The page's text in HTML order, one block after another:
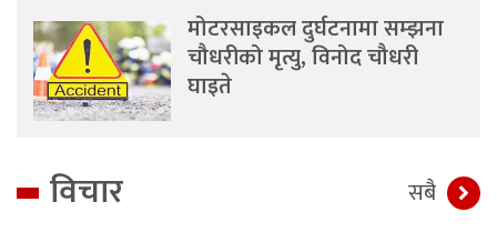
मोटरसाइकल दुर्घटनामा सम्झना
चौधरीको मृत्यु, विनोद चौधरी
घाइते
विचार सबै